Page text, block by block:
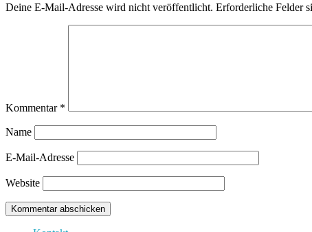
Deine E-Mail-Adresse wird nicht veröffentlicht. Erforderliche Felder
Kommentar *
Name
E-Mail-Adresse
Website